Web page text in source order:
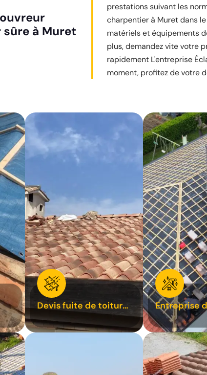
à Muret
prestations suivant les
charpentier à Muret dans
matériels et équipements
plus, demandez vite votre
rapidement L'entreprise
moment, profitez de votre
Devis fuite de toiture
31
Entreprise
31